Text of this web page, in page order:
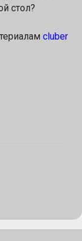
стол?
cluber